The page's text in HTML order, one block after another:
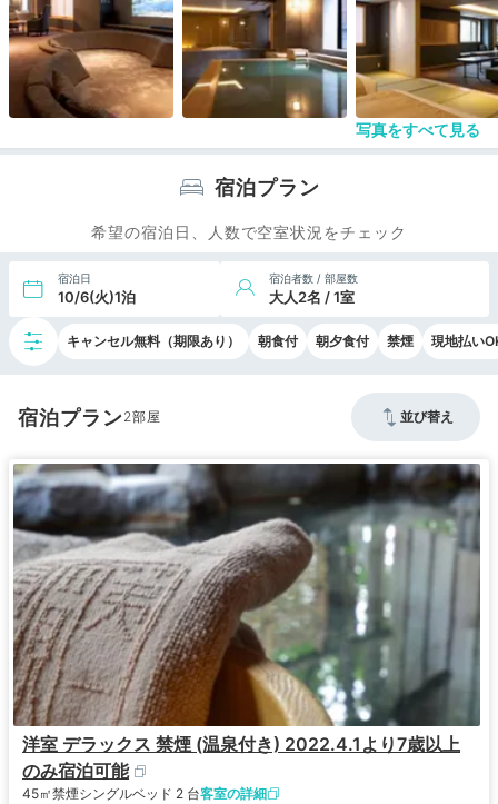
写真をすべて見る
宿泊プラン
希望の宿泊日、人数で空室状況をチェック
宿泊日
10/6(火)1泊
宿泊者数 / 部屋数
大人2名 / 1室
キャンセル無料（期限あり） 朝食付 朝夕食付 禁煙 現地払い
宿泊プラン2 並び替え
洋室 デラックス 禁煙 (温泉付き) 2022.4.1より7歳以上
のみ宿泊可能
45㎡禁煙シングルベッド 2 台客室の詳細